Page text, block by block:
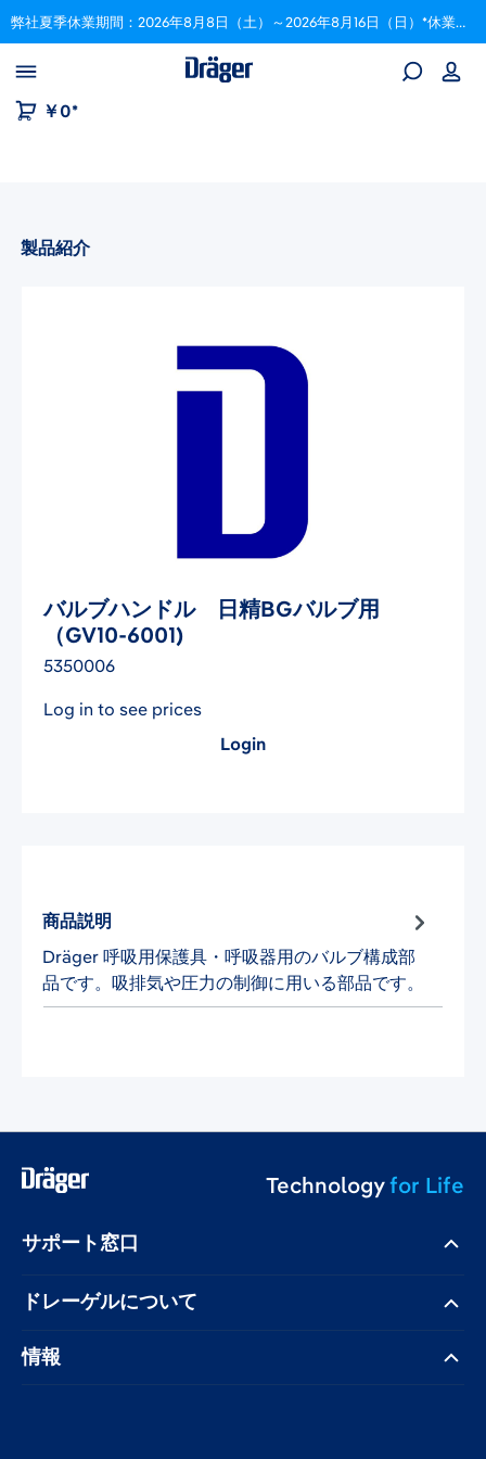
to B2B platform navigation 弊社夏季休業期間：2026年8月8日（土）～2026年8月16日（日）*休業期間中にいただいたご注文は、8月17日以降順次対応いたします。
￥0*
製品紹介
画像ギャラリーをスキップ
バルブハンドル 日精BGバルブ用
（GV10-6001)
5350006
Log in to see prices
Login
商品説明
Dräger 呼吸用保護具・呼吸器用のバルブ構成部
品です。吸排気や圧力の制御に用いる部品です。
Technologyfor Life
サポート窓口
ドレーゲル​について
情報